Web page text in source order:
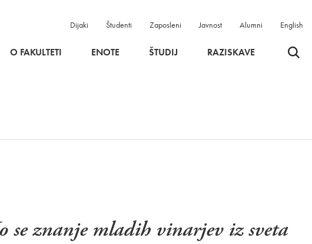
Dijaki Študenti Zaposleni Javnost Alumni English
O FAKULTETI ENOTE ŠTUDIJ RAZISKAVE Odpri
znanje mladih vinarjev iz sveta